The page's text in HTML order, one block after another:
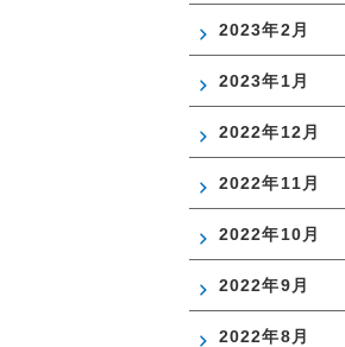
2023年2月
2023年1月
2022年12月
2022年11月
2022年10月
2022年9月
2022年8月